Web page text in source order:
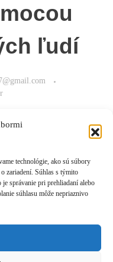
technológie, ako sú súbory
zariadení. Súhlas s týmito
správanie pri prehliadaní alebo
súhlasu môže nepriaznivo
ľudí
Viete ako na to?